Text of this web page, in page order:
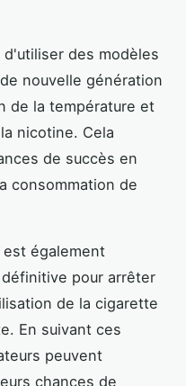
des modèles
nouvelle génération
de la température et
nicotine. Cela
de succès en
consommation de
est également
pour arrêter
de la cigarette
En suivant ces
peuvent
chances de